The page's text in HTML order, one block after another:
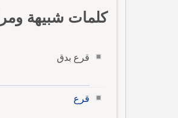
كلمات شبيهة
قرع بدق
قرع